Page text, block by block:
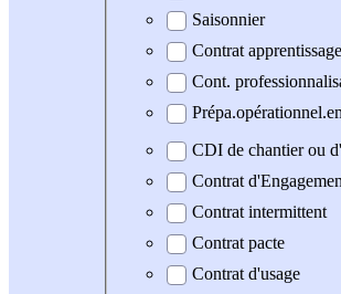
Saisonnier
Contrat
Cont.
CDI de chantier ou
Contrat
Contrat intermittent
Contrat pacte
Contrat d'usage